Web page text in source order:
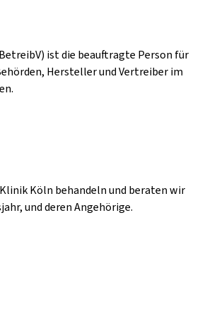
ist die beauftragte Person für
Hersteller und Vertreiber im
Köln behandeln und beraten wir
und deren Angehörige.